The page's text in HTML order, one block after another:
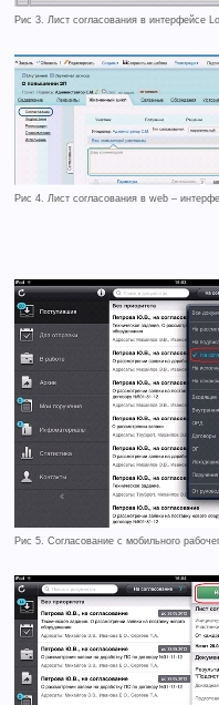
Рис 3. Лист согласования в интерфейсе
Рис 4. Лист согласования в web –
Рис 5. Согласование с мобильного